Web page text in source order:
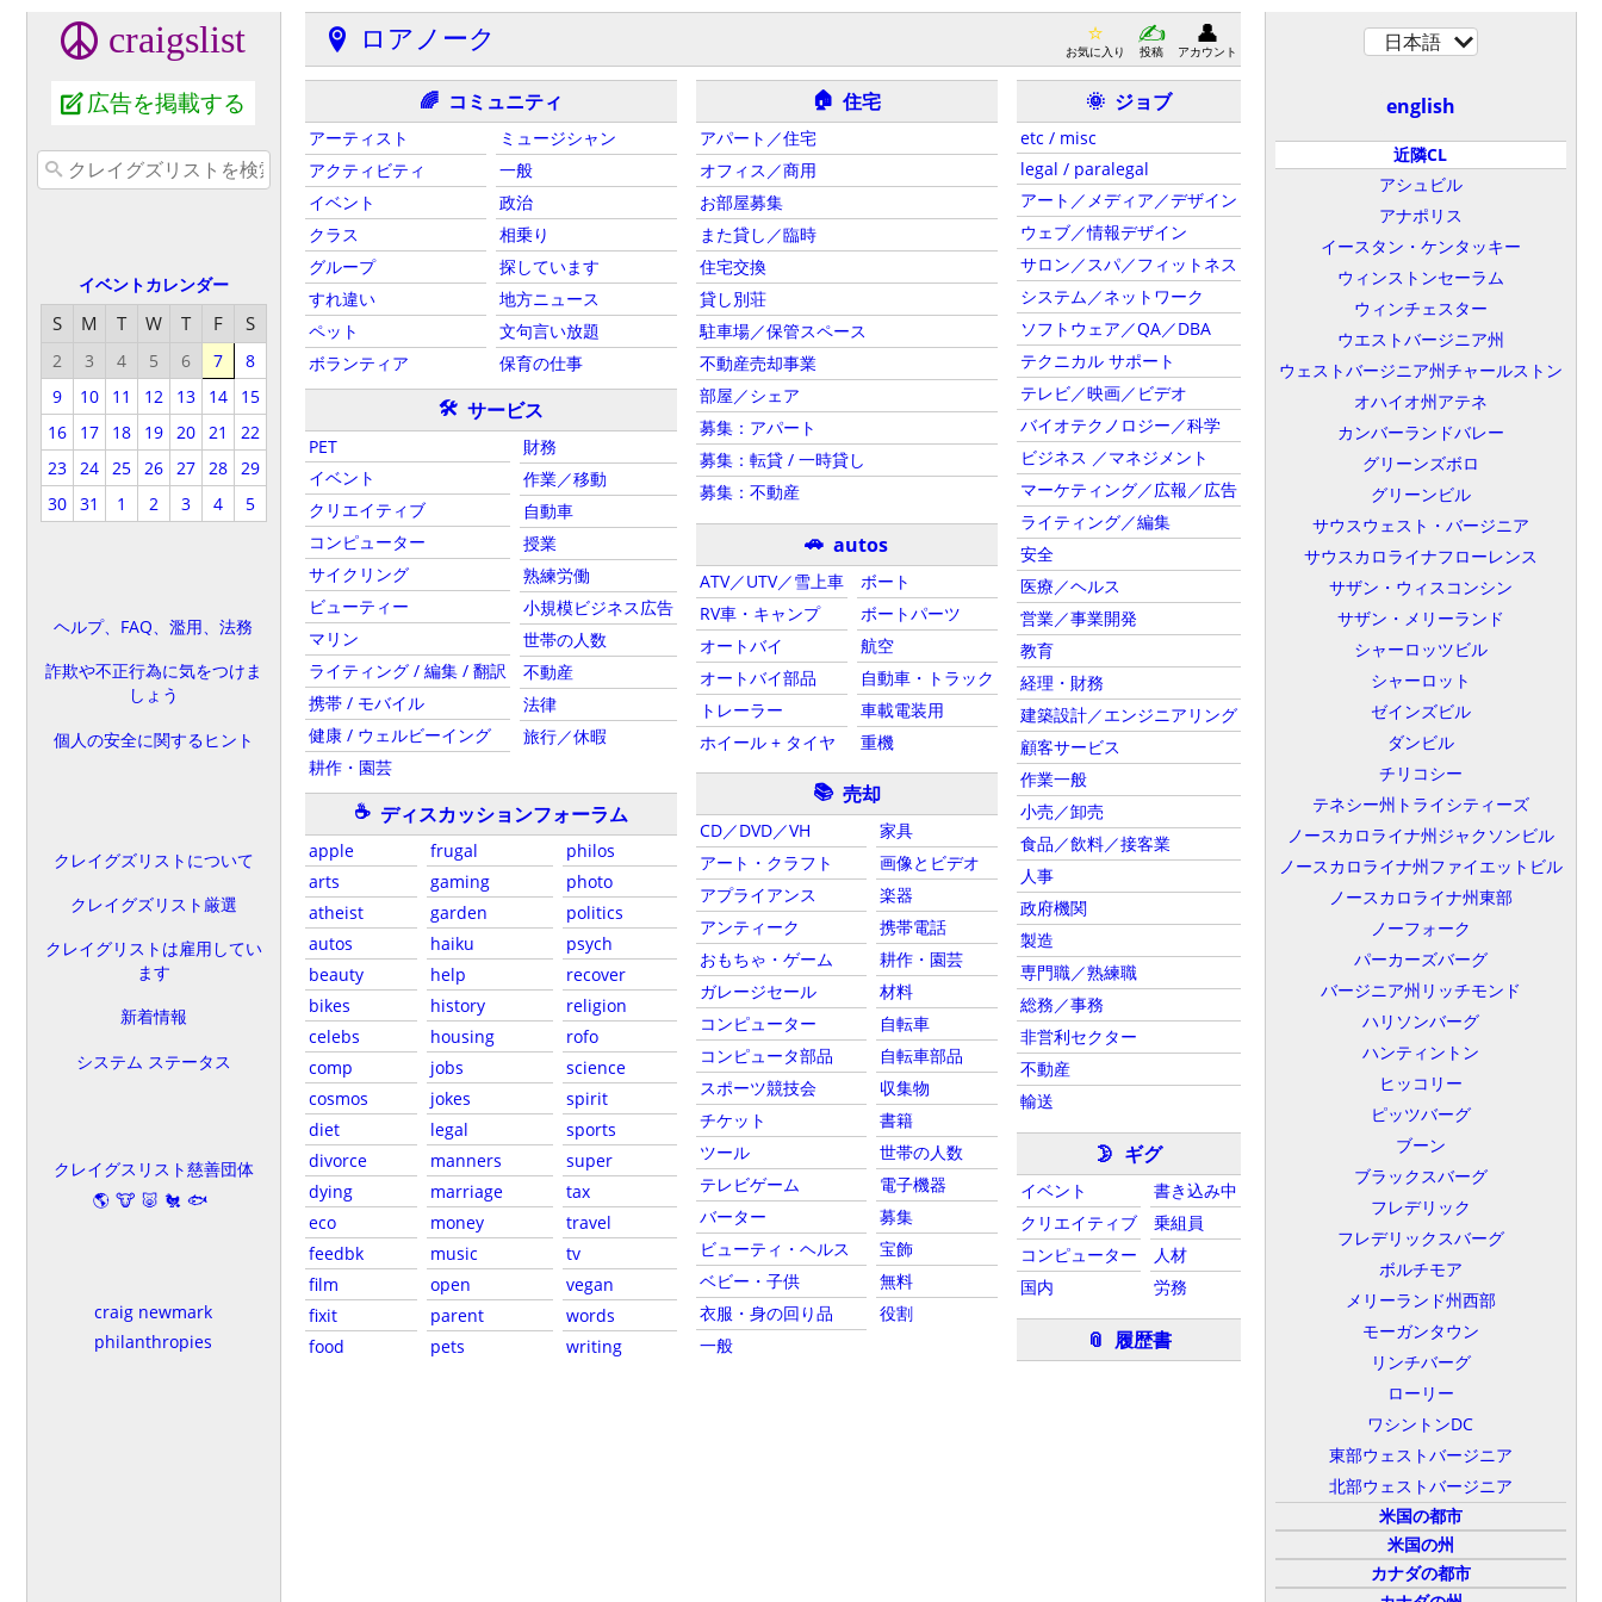
craigslist
広告を掲載する
イベントカレンダー
S M T W T F S
2 3 4 5 6 7
8
9
10 11 12 13 14
15
16
17 18 19 20 21
22
23
24 25 26 27 28
29
30
31 1 2 3 4 5
ヘルプ、FAQ、濫用、法務
詐欺や不正行為に気をつけま
しょう
個人の安全に関するヒント
クレイグズリストについて
クレイグズリスト厳選
クレイグリストは雇用してい
ます
新着情報
システム ステータス
クレイグスリスト慈善団体
🌎🐮🐷🐔🐟
craig newmark
philanthropies
ロアノーク お気に入り 投稿 アカウント
🌈 コミュニティ
アーティスト
アクティビティ
イベント
クラス
グループ
すれ違い
ペット
ボランティア
ミュージシャン
一般
政治
相乗り
探しています
地方ニュース
文句言い放題
保育の仕事
🛠 サービス
PET
イベント
クリエイティブ
コンピューター
サイクリング
ビューティー
マリン
ライティング / 編集 / 翻訳
携帯 / モバイル
健康 / ウェルビーイング
耕作・園芸
財務
作業／移動
自動車
授業
熟練労働
小規模ビジネス広告
世帯の人数
不動産
法律
旅行／休暇
☕ ディスカッションフォーラム
apple
arts
atheist
autos
beauty
bikes
celebs
comp
cosmos
diet
divorce
dying
eco
feedbk
film
fixit
food
frugal
gaming
garden
haiku
help
history
housing
jobs
jokes
legal
manners
marriage
money
music
open
parent
pets
philos
photo
politics
psych
recover
religion
rofo
science
spirit
sports
super
tax
travel
tv
vegan
words
writing
🏠 住宅
アパート／住宅
オフィス／商用
お部屋募集
また貸し／臨時
住宅交換
貸し別荘
駐車場／保管スペース
不動産売却事業
部屋／シェア
募集：アパート
募集：転貸 / 一時貸し
募集：不動産
🚗 autos
ATV／UTV／雪上車
RV車・キャンプ
オートバイ
オートバイ部品
トレーラー
ホイール + タイヤ
ボート
ボートパーツ
航空
自動車・トラック
車載電装用
重機
📚 売却
CD／DVD／VH
アート・クラフト
アプライアンス
アンティーク
おもちゃ・ゲーム
ガレージセール
コンピューター
コンピュータ部品
スポーツ競技会
チケット
ツール
テレビゲーム
バーター
ビューティ・ヘルス
ベビー・子供
衣服・身の回り品
一般
家具
画像とビデオ
楽器
携帯電話
耕作・園芸
材料
自転車
自転車部品
収集物
書籍
世帯の人数
電子機器
募集
宝飾
無料
役割
🌞 ジョブ
etc / misc
legal / paralegal
アート／メディア／デザイン
ウェブ／情報デザイン
サロン／スパ／フィットネス
システム／ネットワーク
ソフトウェア／QA／DBA
テクニカル サポート
テレビ／映画／ビデオ
バイオテクノロジー／科学
ビジネス ／マネジメント
マーケティング／広報／広告
ライティング／編集
安全
医療／ヘルス
営業／事業開発
教育
経理・財務
建築設計／エンジニアリング
顧客サービス
作業一般
小売／卸売
食品／飲料／接客業
人事
政府機関
製造
専門職／熟練職
総務／事務
非営利セクター
不動産
輸送
🌛 ギグ
イベント
クリエイティブ
コンピューター
国内
書き込み中
乗組員
人材
労務
📎 履歴書
日本語
english
近隣CL
アシュビル
アナポリス
イースタン・ケンタッキー
ウィンストンセーラム
ウィンチェスター
ウエストバージニア州
ウェストバージニア州チャールストン
オハイオ州アテネ
カンバーランドバレー
グリーンズボロ
グリーンビル
サウスウェスト・バージニア
サウスカロライナフローレンス
サザン・ウィスコンシン
サザン・メリーランド
シャーロッツビル
シャーロット
ゼインズビル
ダンビル
チリコシー
テネシー州トライシティーズ
ノースカロライナ州ジャクソンビル
ノースカロライナ州ファイエットビル
ノースカロライナ州東部
ノーフォーク
パーカーズバーグ
バージニア州リッチモンド
ハリソンバーグ
ハンティントン
ヒッコリー
ピッツバーグ
ブーン
ブラックスバーグ
フレデリック
フレデリックスバーグ
ボルチモア
メリーランド州西部
モーガンタウン
リンチバーグ
ローリー
ワシントンDC
東部ウェストバージニア
北部ウェストバージニア
米国の都市
米国の州
カナダの都市